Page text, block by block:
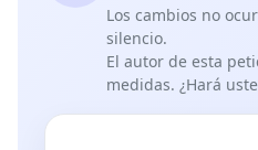
Los cambios no
silencio.
El autor de esta
medidas. ¿Hará